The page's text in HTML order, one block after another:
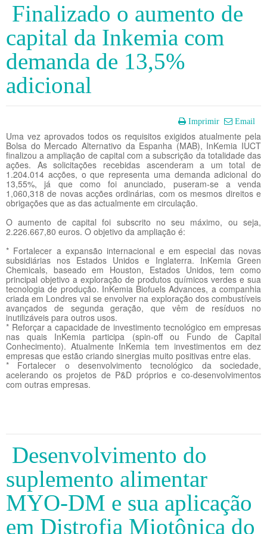
Finalizado o aumento de
capital da Inkemia com
demanda de 13,5%
adicional
Imprimir Email
Uma vez aprovados todos os requisitos exigidos atualmente pela
Bolsa do Mercado Alternativo da Espanha (MAB), InKemia IUCT
finalizou a ampliação de capital com a subscrição da totalidade das
ações. As solicitações recebidas ascenderam a um total de
1.204.014 acções, o que representa uma demanda adicional do
13,55%, já que como foi anunciado, puseram-se a venda
1,060,318 de novas acções ordinárias, com os mesmos direitos e
obrigações que as das actualmente em circulação.
O aumento de capital foi subscrito no seu máximo, ou seja,
2.226.667,80 euros. O objetivo da ampliação é:
* Fortalecer a expansão internacional e em especial das novas
subsidiárias nos Estados Unidos e Inglaterra. InKemia Green
Chemicals, baseado em Houston, Estados Unidos, tem como
principal objetivo a exploração de produtos químicos verdes e sua
tecnologia de produção. InKemia Biofuels Advances, a companhia
criada em Londres vai se envolver na exploração dos combustíveis
avançados de segunda geração, que vêm de resíduos no
inutilizáveis para outros usos.
* Reforçar a capacidade de investimento tecnológico em empresas
nas quais InKemia participa (spin-off ou Fundo de Capital
Conhecimento). Atualmente InKemia tem investimentos em dez
empresas que estão criando sinergias muito positivas entre elas.
* Fortalecer o desenvolvimento tecnológico da sociedade,
acelerando os projetos de P&D próprios e co-desenvolvimentos
com outras empresas.
Desenvolvimento do
suplemento alimentar
MYO-DM e sua aplicação
em Distrofia Miotônica do